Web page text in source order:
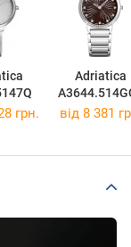
Adriatica
грн. від 8 381